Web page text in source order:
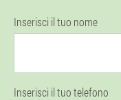
Inserisci il tuo nome
Inserisci il tuo telefono